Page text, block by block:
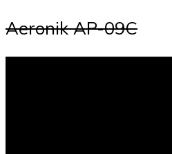
Aeronik AP-09C